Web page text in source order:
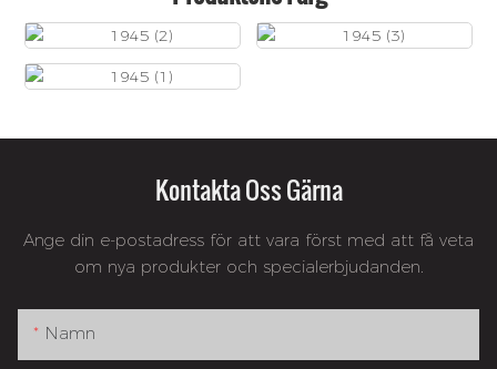
Kontakta Oss Gärna
Ange din e-postadress för att vara först med att få veta
om nya produkter och specialerbjudanden.
Namn